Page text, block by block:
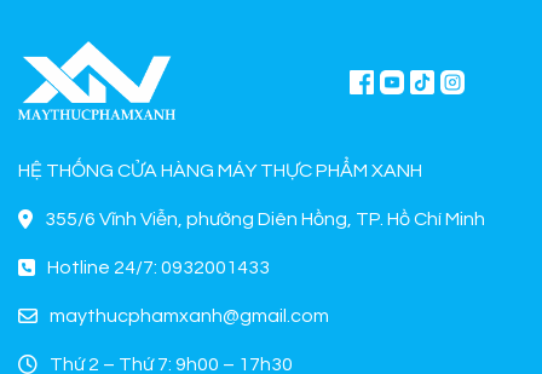
HỆ THỐNG CỬA HÀNG MÁY THỰC PHẨM XANH
355/6 Vĩnh Viễn, phường Diên Hồng, TP. Hồ Chí Minh
Hotline 24/7: 0932001433
maythucphamxanh@gmail.com
Thứ 2 – Thứ 7: 9h00 – 17h30